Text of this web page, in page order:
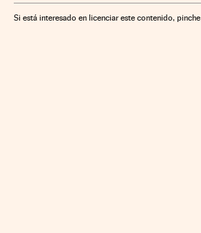
Si está interesado en licenciar este contenido, pinche